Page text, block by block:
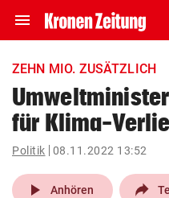
menu Navigation
ein-/ausklappen
account_circle Anmelden
pin_drop
Wien
ZEHN MIO. ZUSÄTZLICH
für Klima-
Politik 08.11.2022 13:52
play_arrow Anhören